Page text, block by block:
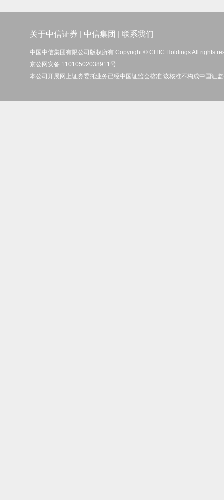
关于中信证券 中信集团 联系我们
中国中信集团有限公司版权所有 Copyright © CITIC Holdings All rights
京公网安备 11010502038911号
本公司开展网上证券委托业务已经中国证监会核准 该核准不构成中国证